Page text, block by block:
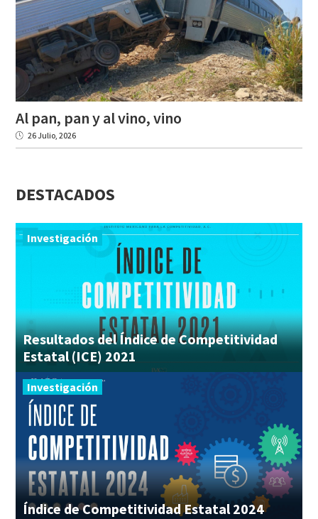
Al pan, panyalvino,vino
26 Julio, 2026
DESTACADOS
Investigación
Resultados del Índice de Competitividad
Estatal (ICE) 2021
Investigación
Índice deCompetitividadEstatal 2024